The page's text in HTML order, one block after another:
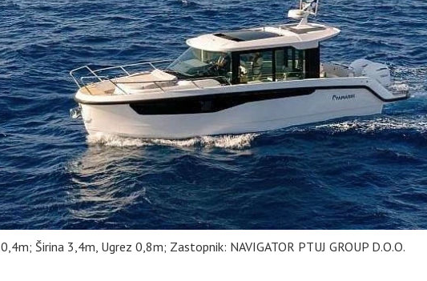
Širina 3,4m, Ugrez 0,8m; Zastopnik: NAVIGATOR PTUJ GROUP D.O.O.